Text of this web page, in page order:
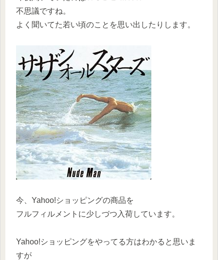
不思議ですね。
よく聞いてた若い頃のことを思い出したりします。
今、Yahoo!ショッピングの商品を
フルフィルメントに少しづつ入荷しています。
Yahoo!ショッピングをやってる方はわかると思いま
すが